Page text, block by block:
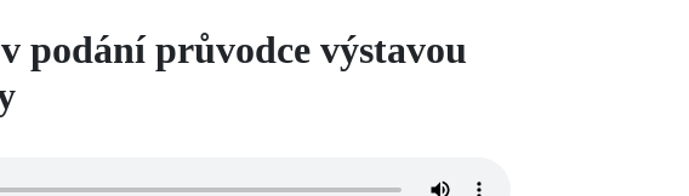
podání průvodce výstavou